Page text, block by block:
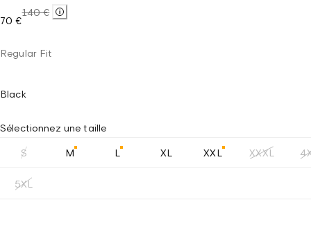
70 €
140 €
Regular Fit
Black
Sélectionnez une taille
S M L XL XXL XXXL
5XL